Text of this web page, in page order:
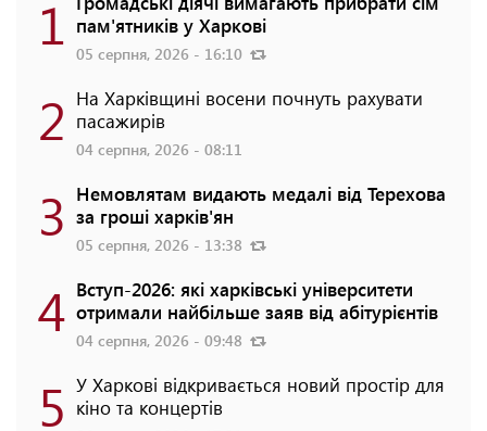
1 пам'ятників у Харкові
05 серпня, 2026 - 16:10
2 На Харківщині восени почнуть рахувати
пасажирів
04 серпня, 2026 - 08:11
3 Немовлятам видають медалі від Терехова
за гроші харків'ян
05 серпня, 2026 - 13:38
4 Вступ-2026: які харківські університети
отримали найбільше заяв від абітурієнтів
04 серпня, 2026 - 09:48
5 У Харкові відкривається новий простір для
кіно та концертів